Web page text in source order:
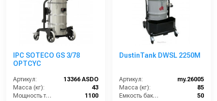
IPC SOTECO GS 3/78
OPTCYC
Артикул:
13366 ASDO
Масса (кг):
43
Мощность турбины (Вт):
1100
DustinTank DWSL 2250M
Артикул:
my.26005
Масса (кг):
85
Емкость бака для мусора (л):
50